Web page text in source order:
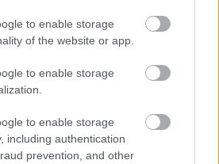
to enable storage
of the website or app.
to enable storage
to enable storage
including authentication
prevention, and other
vårt nyhetsbrev